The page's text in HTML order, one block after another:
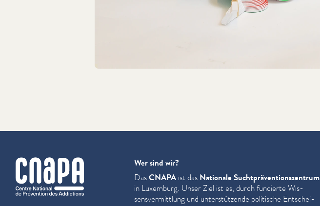
cnapa
Wer sind wir?
DasCNAPAist das Nationale Sucht­präven­tion­szen­trum
in Luxemburg. Unser Ziel ist es, durch fundierte Wis­
sensver­mit­tlung und unter­stützende politische Entschei­